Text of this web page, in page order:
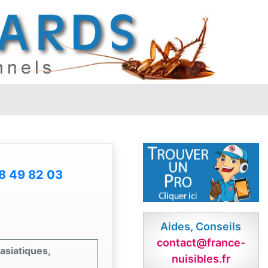
49 82 03
Aides, Conseils
contact@france-
nuisibles.fr